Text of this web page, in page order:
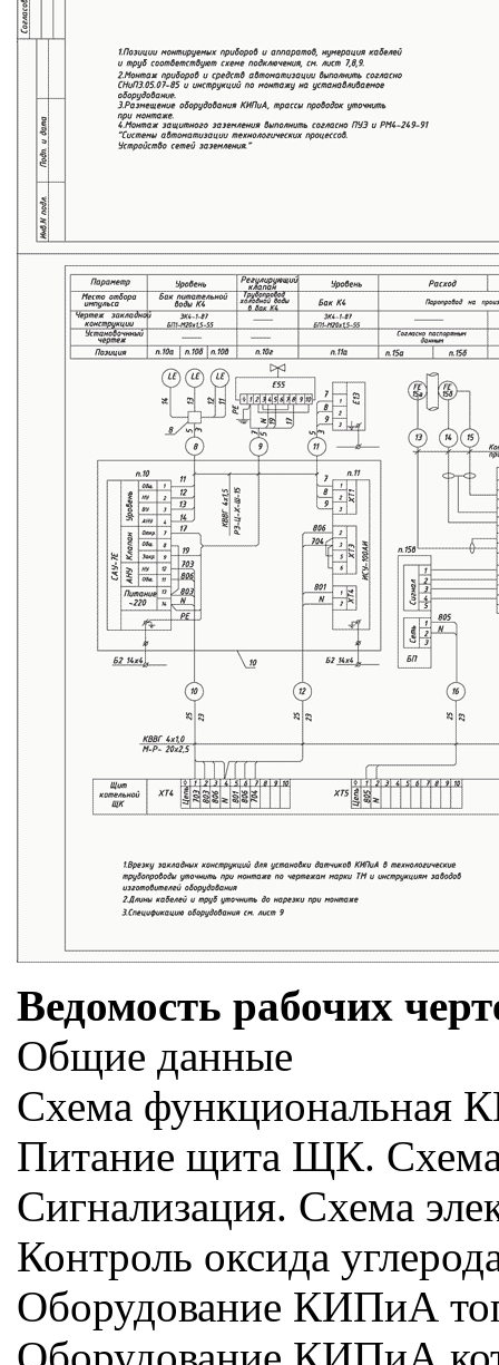
Ведомость рабочих
Общие данные
Схема функциональная
Питание щита ЩК. Схема
Сигнализация. Схема
Контроль оксида
Оборудование КИПиА